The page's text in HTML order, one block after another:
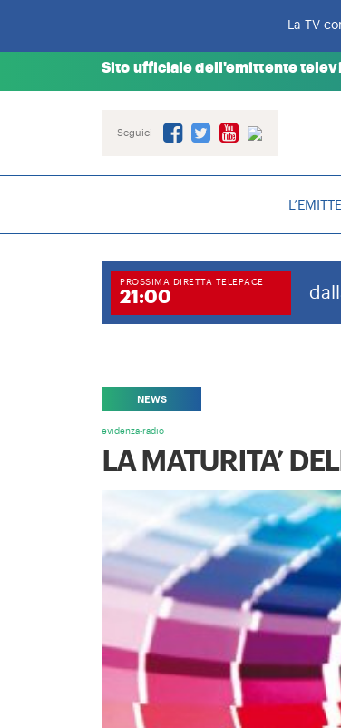
Sito ufficiale dell'emittente
Seguici
DOVE
PROSSIMA DIRETTA TELEPACE
21:00
NEWS
evidenza-radio
LA MATURITA’
La TV